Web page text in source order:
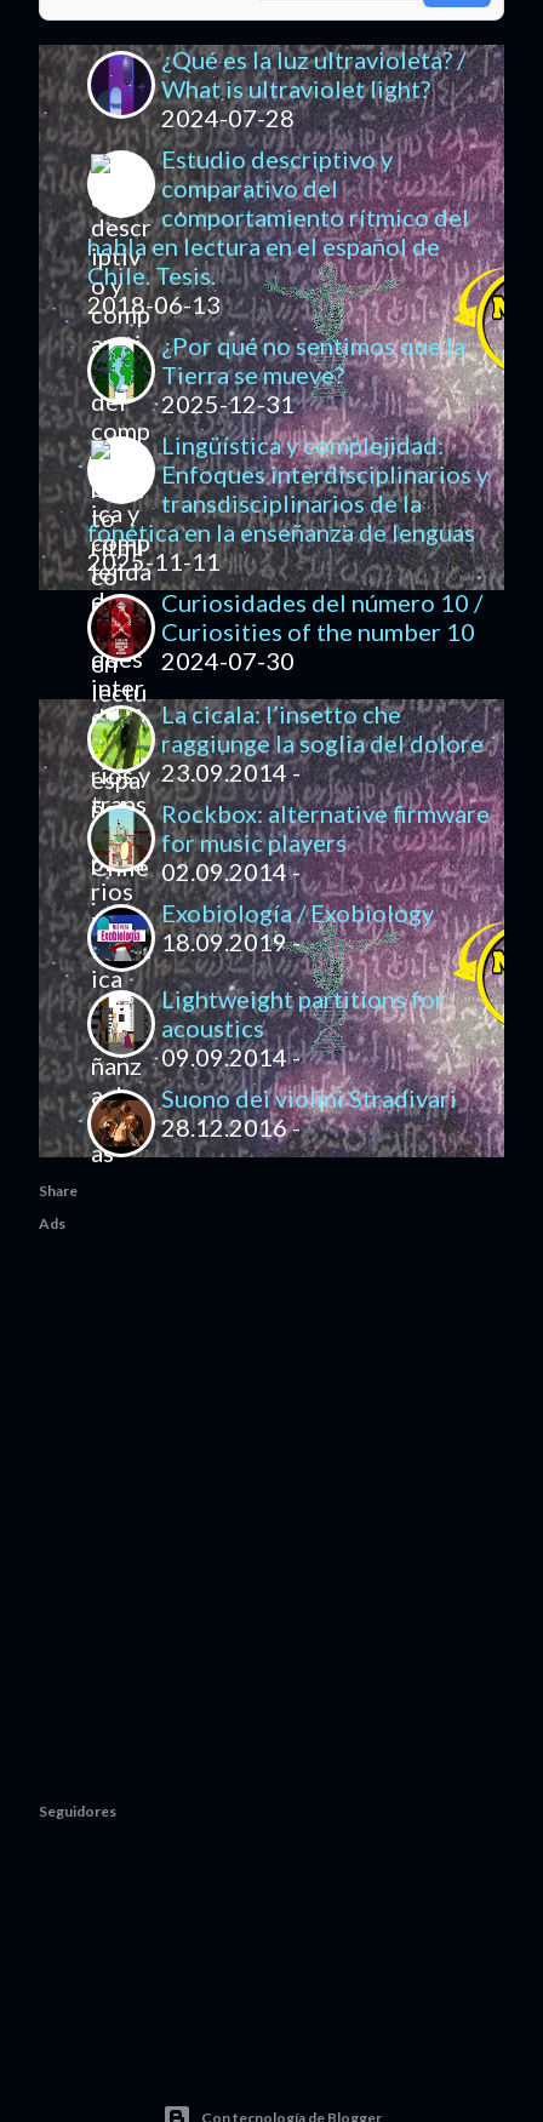
¿Qué es la luz ultravioleta? /
What is ultraviolet light?
2024-07-28
Estudio descriptivo y
comparativo del
comportamiento rítmico del
habla en lectura en el español de
Chile. Tesis.
2018-06-13
¿Por qué no sentimos que la
Tierra se mueve?
2025-12-31
Lingüística y complejidad:
Enfoques interdisciplinarios y
transdisciplinarios de la
fonética en la enseñanza de lenguas
2025-11-11
Curiosidades del número 10 /
Curiosities of the number 10
2024-07-30
La cicala: l’insetto che
raggiunge la soglia del dolore
23.09.2014 -
Rockbox: alternative firmware
for music players
02.09.2014 -
Exobiología / Exobiology
18.09.2019 -
Lightweight partitions for
acoustics
09.09.2014 -
Suono dei violini Stradivari
28.12.2016 -
Share
Ads
Seguidores
Con tecnología de Blogger